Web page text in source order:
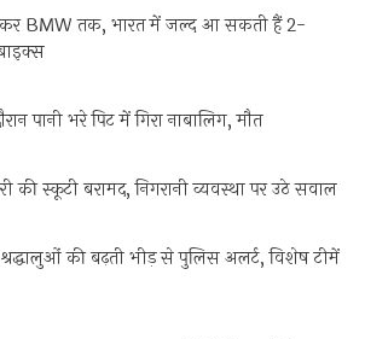
BMW तक, भारत में जल्द आ सकती हैं 2-
पानी भरे पिट में गिरा नाबालिग, मौत
की स्कूटी बरामद, निगरानी व्यवस्था पर उठे सवाल
की बढ़ती भीड़ से पुलिस अलर्ट, विशेष टीमें